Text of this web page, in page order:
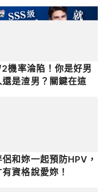
）
機率淪陷！你是好男
還是渣男？關鍵在這
侶和妳一起預防HPV，
有資格說愛妳！